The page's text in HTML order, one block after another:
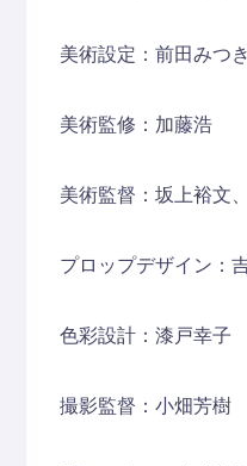
美術設定：前田みつき
美術監修：加藤浩
美術監督：坂上裕文
プロップデザイン：
色彩設計：漆戸幸子
撮影監督：小畑芳樹